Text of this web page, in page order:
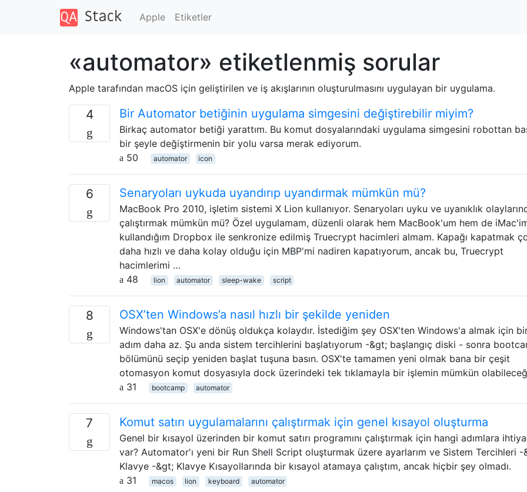
Apple Etiketler
«automator» etiketlenmiş sorular
Apple tarafından macOS için geliştirilen ve iş akışlarının oluşturulmasını uygulayan bir uygulama.
4 Bir Automator betiğinin uygulama simgesini değiştirebilir miyim?
Birkaç automator betiği yarattım. Bu komut dosyalarındaki uygulama simgesini robottan
bir şeyle değiştirmenin bir yolu varsa merak ediyorum.
50
automator icon
6 Senaryoları uykuda uyandırıp uyandırmak mümkün mü?
MacBook Pro 2010, işletim sistemi X Lion kullanıyor. Senaryoları uyku ve uyanıklık
çalıştırmak mümkün mü? Özel uygulamam, düzenli olarak hem MacBook'um hem de
kullandığım Dropbox ile senkronize edilmiş Truecrypt hacimleri almam. Kapağı kapatmak
daha hızlı ve daha kolay olduğu için MBP'mi nadiren kapatıyorum, ancak bu, Truecrypt
hacimlerimi …
48
lion automator sleep-wake script
8 OSX’ten Windows’a nasıl hızlı bir şekilde yeniden
Windows'tan OSX'e dönüş oldukça kolaydır. İstediğim şey OSX'ten Windows'a almak için
adım daha az. Şu anda sistem tercihlerini başlatıyorum -&gt; başlangıç ​​diski - sonra
bölümünü seçip yeniden başlat tuşuna basın. OSX'te tamamen yeni olmak bana bir çeşit
otomasyon komut dosyasıyla dock üzerindeki tek tıklamayla bir işlemin mümkün
31
bootcamp automator
7 Komut satırı uygulamalarını çalıştırmak için genel kısayol oluşturma
Genel bir kısayol üzerinden bir komut satırı programını çalıştırmak için hangi adımlara
var? Automator'ı yeni bir Run Shell Script oluşturmak üzere ayarlarım ve Sistem Tercihleri ​​-
Klavye -&gt; Klavye Kısayollarında bir kısayol atamaya çalıştım, ancak hiçbir şey olmadı.
31
macos lion keyboard automator